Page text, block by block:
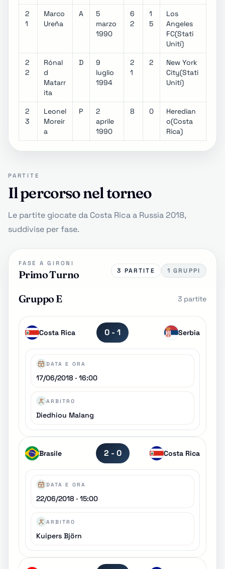
2
1
Marco
Ureña
A
5
marzo
1990
6
2
1
5
Los
Angeles
FC(Stati
Uniti)
2
2
Rónal
d
Matarr
ita
D
9
luglio
1994
2
1
2
New York
City(Stati
Uniti)
2
3
Leonel
Moreir
a
P
2
aprile
1990
8 0
Heredian
o(Costa
Rica)
PARTITE
Il percorso nel torneo
Le partite giocate da Costa Rica a Russia 2018,
suddivise per fase.
FASE A GIRONI
Primo Turno 3 PARTITE 1 GRUPPI
Gruppo E 3 partite
Costa Rica 0 - 1 Serbia
DATA E ORA
17/06/2018 · 16:00
ARBITRO
Diedhiou Malang
Brasile 2 - 0 Costa Rica
DATA E ORA
22/06/2018 · 15:00
ARBITRO
Kuipers Björn